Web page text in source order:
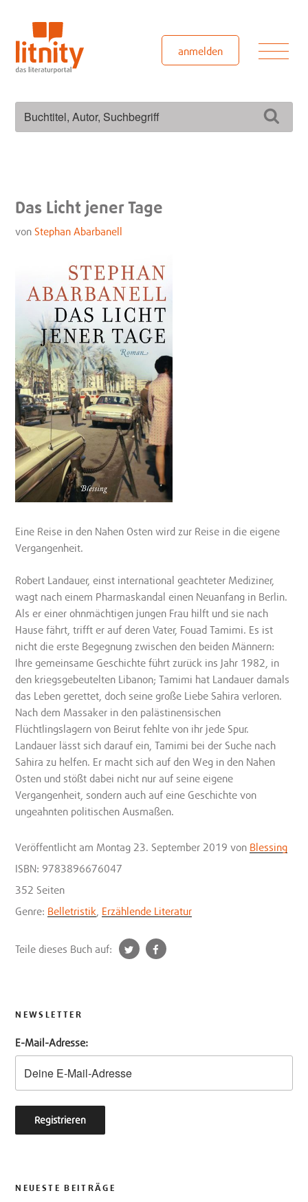
springen
anmelden
Das Licht jener Tage
von Stephan Abarbanell
Eine Reise in den Nahen Osten wird zur Reise in die eigene
Vergangenheit.
Robert Landauer, einst international geachteter Mediziner,
wagt nach einem Pharmaskandal einen Neuanfang in Berlin.
Als er einer ohnmächtigen jungen Frau hilft und sie nach
Hause fährt, trifft er auf deren Vater, Fouad Tamimi. Es ist
nicht die erste Begegnung zwischen den beiden Männern:
Ihre gemeinsame Geschichte führt zurück ins Jahr 1982, in
den kriegsgebeutelten Libanon; Tamimi hat Landauer damals
das Leben gerettet, doch seine große Liebe Sahira verloren.
Nach dem Massaker in den palästinensischen
Flüchtlingslagern von Beirut fehlte von ihr jede Spur.
Landauer lässt sich darauf ein, Tamimi bei der Suche nach
Sahira zu helfen. Er macht sich auf den Weg in den Nahen
Osten und stößt dabei nicht nur auf seine eigene
Vergangenheit, sondern auch auf eine Geschichte von
ungeahnten politischen Ausmaßen.
Veröffentlicht am Montag 23. September 2019 von Blessing
ISBN: 9783896676047
352 Seiten
Genre: Belletristik Erzählende Literatur
Teile dieses Buch auf:
t
NEWSLETTER
E-Mail-Adresse:
NEUESTE BEITRÄGE